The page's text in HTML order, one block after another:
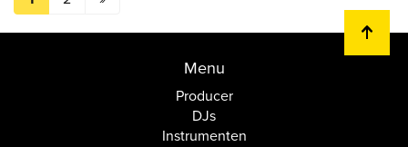
Menu
Producer
DJs
Instrumenten